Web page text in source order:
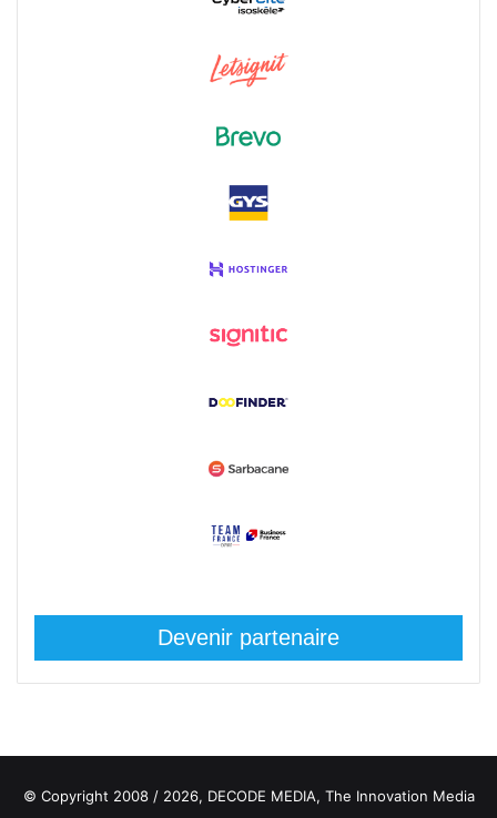
Devenir partenaire
© Copyright 2008 / 2026, DECODE MEDIA, The Innovation Media